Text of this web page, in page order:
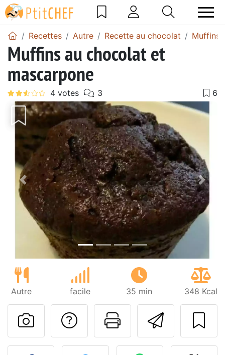
Recettes Autre Recette au chocolat Muffins
Muffins au chocolat et
mascarpone
Précédent
Autre facile 35 min 348 Kcal
Imprimer
Poser une
Publier votre photo de